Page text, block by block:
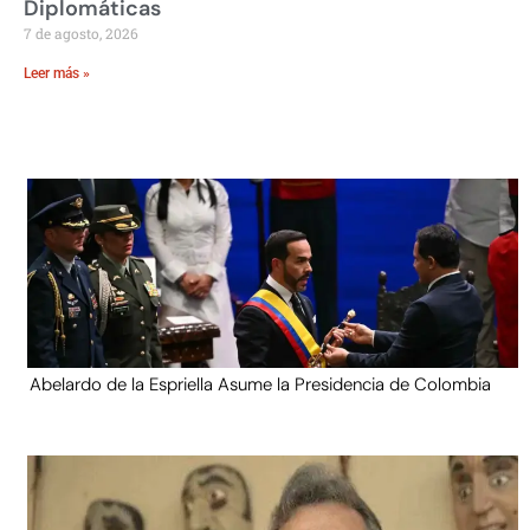
Diplomáticas
7 de agosto, 2026
Leer más »
Abelardo de la Espriella Asume la Presidencia de Colombia